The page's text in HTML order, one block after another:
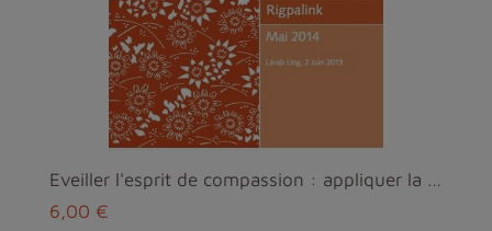
Eveiller l'esprit de compassion : appliquer la com...
6,00 €